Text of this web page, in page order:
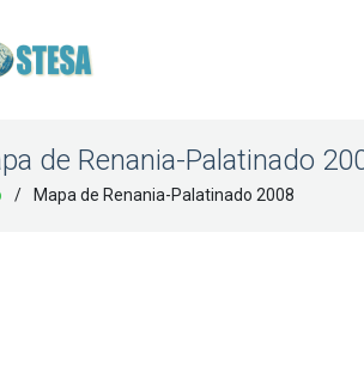
de Renania-Palatinado
Mapa de Renania-Palatinado 2008